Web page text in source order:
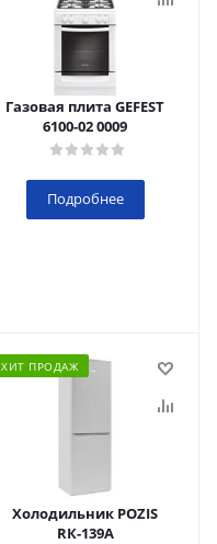
Газовая плита GEFEST
6100-02 0009
Подробнее
ХИТ ПРОДАЖ
Холодильник POZIS
RК-139А